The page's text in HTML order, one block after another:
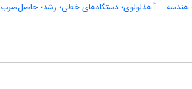
هندسه
هذلولوی؛ دستگاه‌های خطی؛ رشد؛ حاصل‌ضرب